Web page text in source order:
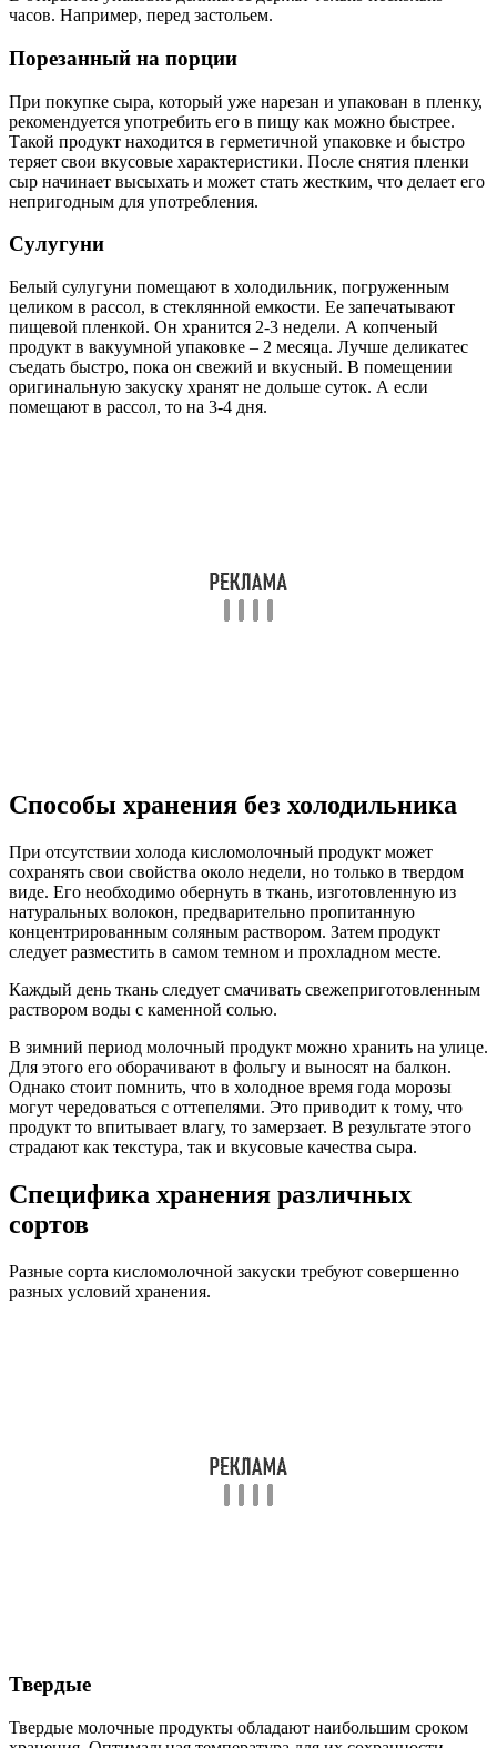
часов. Например, перед застольем.
Порезанный на порции
При покупке сыра, который уже нарезан и упакован в пленку,
рекомендуется употребить его в пищу как можно быстрее.
Такой продукт находится в герметичной упаковке и быстро
теряет свои вкусовые характеристики. После снятия пленки
сыр начинает высыхать и может стать жестким, что делает его
непригодным для употребления.
Сулугуни
Белый сулугуни помещают в холодильник, погруженным
целиком в рассол, в стеклянной емкости. Ее запечатывают
пищевой пленкой. Он хранится 2-3 недели. А копченый
продукт в вакуумной упаковке – 2 месяца. Лучше деликатес
съедать быстро, пока он свежий и вкусный. В помещении
оригинальную закуску хранят не дольше суток. А если
помещают в рассол, то на 3-4 дня.
Способы хранения без холодильника
При отсутствии холода кисломолочный продукт может
сохранять свои свойства около недели, но только в твердом
виде. Его необходимо обернуть в ткань, изготовленную из
натуральных волокон, предварительно пропитанную
концентрированным соляным раствором. Затем продукт
следует разместить в самом темном и прохладном месте.
Каждый день ткань следует смачивать свежеприготовленным
раствором воды с каменной солью.
В зимний период молочный продукт можно хранить на улице.
Для этого его оборачивают в фольгу и выносят на балкон.
Однако стоит помнить, что в холодное время года морозы
могут чередоваться с оттепелями. Это приводит к тому, что
продукт то впитывает влагу, то замерзает. В результате этого
страдают как текстура, так и вкусовые качества сыра.
Специфика хранения различных
сортов
Разные сорта кисломолочной закуски требуют совершенно
разных условий хранения.
Твердые
Твердые молочные продукты обладают наибольшим сроком